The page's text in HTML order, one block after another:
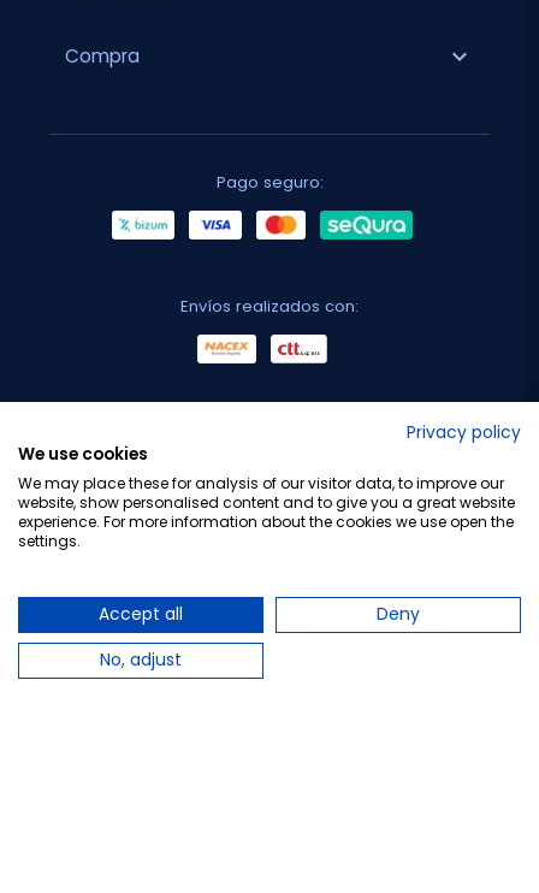
Compra expand_more
Pago seguro:
Envíos realizados con:
Privacy policy
We use cookies
We may place these for analysis of our visitor data, to improve our
website, show personalised content and to give you a great website
experience. For more information about the cookies we use open the
settings.
Accept all
Deny
No, adjust